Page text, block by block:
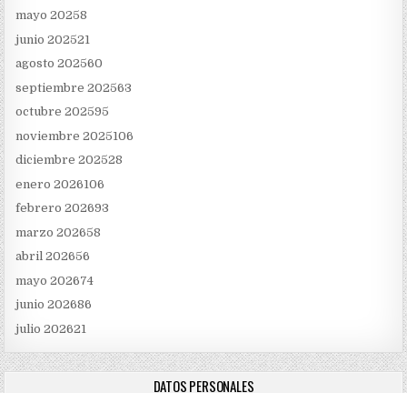
mayo 20258
junio 202521
agosto 202560
septiembre 202563
octubre 202595
noviembre 2025106
diciembre 202528
enero 2026106
febrero 202693
marzo 202658
abril 202656
mayo 202674
junio 202686
julio 202621
DATOS PERSONALES